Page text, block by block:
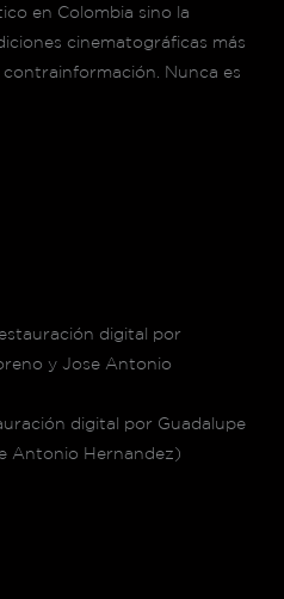
en Colombia sino la
cinematográficas más
Nunca es
digital por
y Jose Antonio
digital por Guadalupe
Antonio Hernandez)